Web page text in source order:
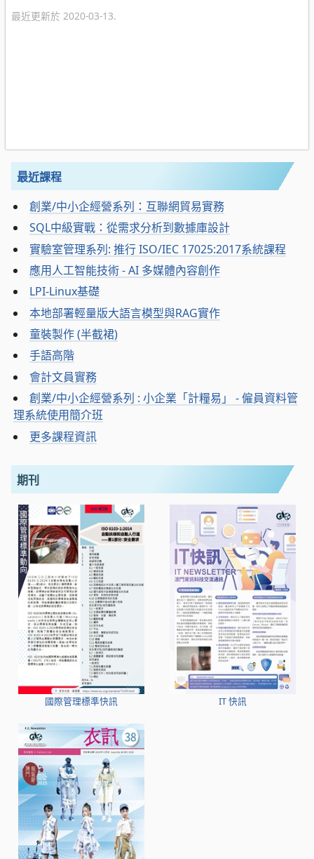
最近更新於 2020-03-13.
最近課程
創業/中小企經營系列：互聯網貿易實務
SQL中級實戰：從需求分析到數據庫設計
實驗室管理系列: 推行 ISO/IEC 17025:2017系統課程
應用人工智能技術 - AI 多媒體內容創作
LPI-Linux基礎
本地部署輕量版大語言模型與RAG實作
童裝製作 (半截裙)
手語高階
會計文員實務
創業/中小企經營系列 : 小企業「計糧易」 - 僱員資料管
理系統使用簡介班
更多課程資訊
期刊
國際管理標準快訊 IT 快訊